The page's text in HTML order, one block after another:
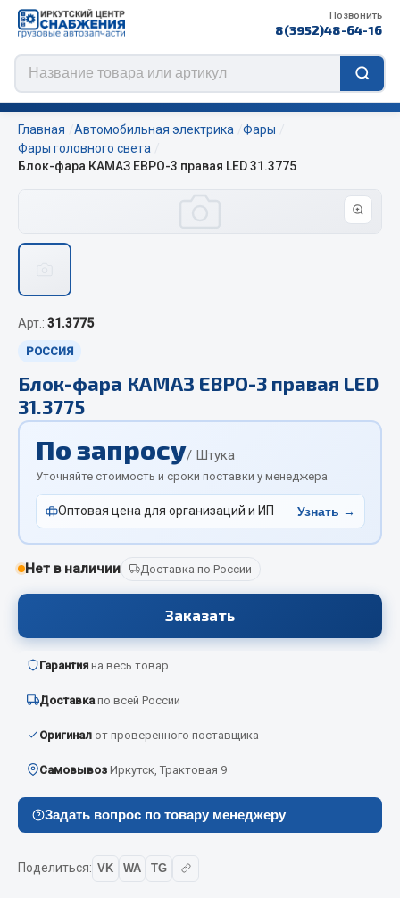
Позвонить
8(3952)48-64-16
Цепи противоскольжения
ЦЕПИ РОССИЯ
Изготовление цепей на колеса BOHU
Весь раздел
Отопители салона, подогреватели
Автономные воздушные отопители
Жидкостные подогреватели
Отопители салона
Подогреватели тосола
Весь раздел
Автозвук
Аптечки и знаки автомобильные
Брызговики
Вымпела
Главная Автомобильная электрика
Фары
Фары головного света
Блок-фара КАМАЗ ЕВРО-3 правая LED 31.3775
Арт.: 31.3775
РОССИЯ
Блок-фара КАМАЗ ЕВРО-3 правая LED
31.3775
По запросу/ Штука
Уточняйте стоимость и сроки поставки у менеджера
Оптовая цена для организаций и ИП Узнать →
Нет в наличии Доставка по России
Заказать
Гарантия на весь товар
Доставка по всей России
Оригинал от проверенного поставщика
Самовывоз Иркутск, Трактовая 9
Задать вопрос по товару менеджеру
Поделиться: VK WA TG